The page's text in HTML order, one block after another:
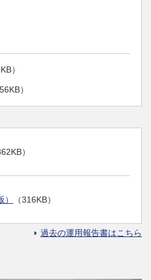
）
）
）
（316KB）
過去の運用報告書はこちら